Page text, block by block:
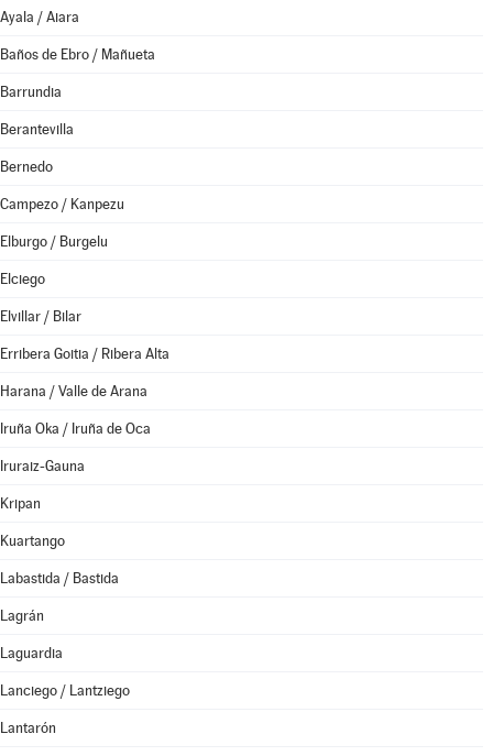
Ayala / Aiara
Baños de Ebro / Mañueta
Barrundia
Berantevilla
Bernedo
Campezo / Kanpezu
Elburgo / Burgelu
Elciego
Elvillar / Bilar
Erribera Goitia / Ribera Alta
Harana / Valle de Arana
Iruña Oka / Iruña de Oca
Iruraiz-Gauna
Kripan
Kuartango
Labastida / Bastida
Lagrán
Laguardia
Lanciego / Lantziego
Lantarón